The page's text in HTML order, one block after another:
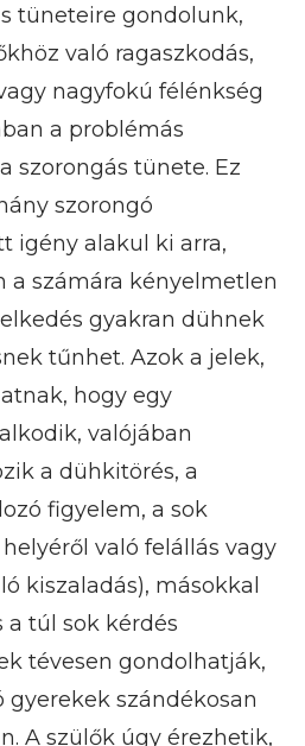
tüneteire gondolunk,
való ragaszkodás,
nagyfokú félénkség
a problémás
szorongás tünete. Ez
szorongó
igény alakul ki arra,
a számára kényelmetlen
gyakran dühnek
tűnhet. Azok a jelek,
hogy egy
valójában
a dühkitörés, a
figyelem, a sok
való felállás vagy
kiszaladás), másokkal
a túl sok kérdés
tévesen gondolhatják,
gyerekek szándékosan
A szülők úgy érezhetik,